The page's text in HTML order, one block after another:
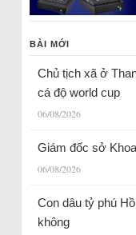
BÀI MỚI
Chủ tịch xã ở
cá độ world cup
06/08/2026
Giám đốc sở
06/08/2026
Con dâu tỷ phú
không